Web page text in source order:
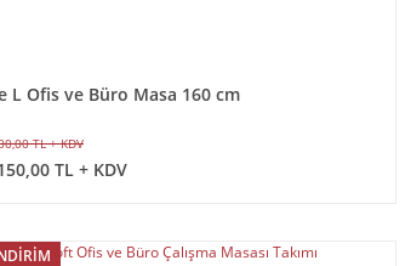
L Ofis ve Büro Masa 160 cm
TL + KDV
TL + KDV